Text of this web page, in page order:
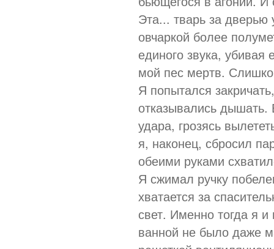
Эта... тварь за
овчаркой более
единого звука,
мой пес мертв.
Я попытался
отказывались дышать.
удара, грозясь
я, наконец, сбросил
обеими руками
Я сжимал ручку
хватается за
свет. Именно тогда я и
ванной не было даже